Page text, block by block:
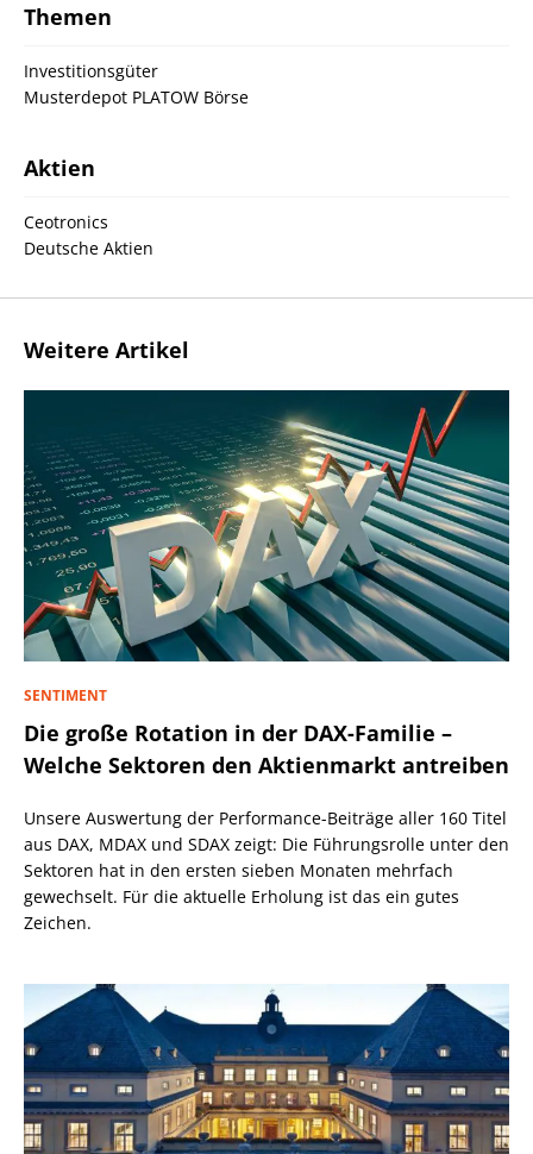
Themen
Investitionsgüter
Musterdepot PLATOW Börse
Aktien
Ceotronics
Deutsche Aktien
Weitere Artikel
SENTIMENT
Die große Rotation in der DAX-Familie –
Welche Sektoren den Aktienmarkt antreiben
Unsere Auswertung der Performance-Beiträge aller 160 Titel
aus DAX, MDAX und SDAX zeigt: Die Führungsrolle unter den
Sektoren hat in den ersten sieben Monaten mehrfach
gewechselt. Für die aktuelle Erholung ist das ein gutes
Zeichen.